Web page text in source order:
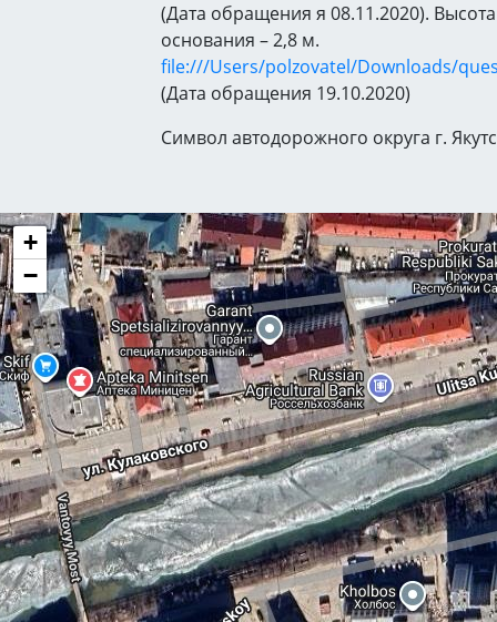
(Дата обращения я 08.11.2020).
основания – 2,8 м.
file:///Users/polzovatel/Downloads/
(Дата обращения 19.10.2020)
Символ автодорожного округа г.
+
−